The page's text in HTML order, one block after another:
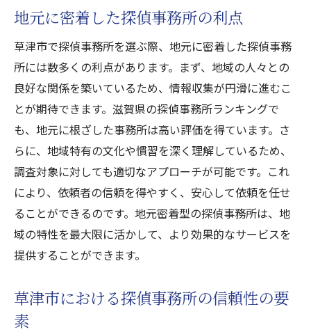
地元に密着した探偵事務所の利点
草津市で探偵事務所を選ぶ際、地元に密着した探偵事務
所には数多くの利点があります。まず、地域の人々との
良好な関係を築いているため、情報収集が円滑に進むこ
とが期待できます。滋賀県の探偵事務所ランキングで
も、地元に根ざした事務所は高い評価を得ています。さ
らに、地域特有の文化や慣習を深く理解しているため、
調査対象に対しても適切なアプローチが可能です。これ
により、依頼者の信頼を得やすく、安心して依頼を任せ
ることができるのです。地元密着型の探偵事務所は、地
域の特性を最大限に活かして、より効果的なサービスを
提供することができます。
草津市における探偵事務所の信頼性の要
素